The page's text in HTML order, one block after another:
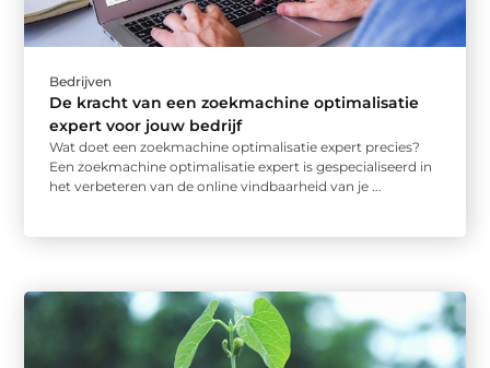
Bedrijven
De kracht van een zoekmachine optimalisatie
expert voor jouw bedrijf
Wat doet een zoekmachine optimalisatie expert precies?
Een zoekmachine optimalisatie expert is gespecialiseerd in
het verbeteren van de online vindbaarheid van je ...